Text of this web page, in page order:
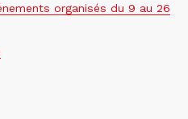
organisés du 9 au 26